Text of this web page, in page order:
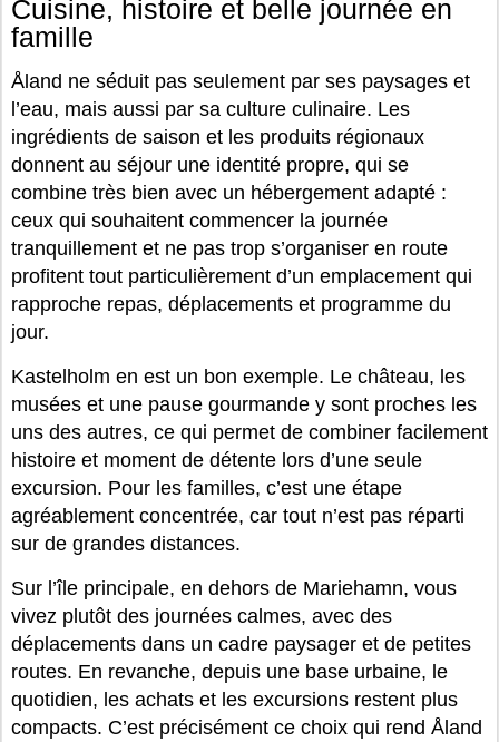
Cuisine, histoire et belle journée en
famille
Åland ne séduit pas seulement par ses paysages et
l’eau, mais aussi par sa culture culinaire. Les
ingrédients de saison et les produits régionaux
donnent au séjour une identité propre, qui se
combine très bien avec un hébergement adapté :
ceux qui souhaitent commencer la journée
tranquillement et ne pas trop s’organiser en route
profitent tout particulièrement d’un emplacement qui
rapproche repas, déplacements et programme du
jour.
Kastelholm en est un bon exemple. Le château, les
musées et une pause gourmande y sont proches les
uns des autres, ce qui permet de combiner facilement
histoire et moment de détente lors d’une seule
excursion. Pour les familles, c’est une étape
agréablement concentrée, car tout n’est pas réparti
sur de grandes distances.
Sur l’île principale, en dehors de Mariehamn, vous
vivez plutôt des journées calmes, avec des
déplacements dans un cadre paysager et de petites
routes. En revanche, depuis une base urbaine, le
quotidien, les achats et les excursions restent plus
compacts. C’est précisément ce choix qui rend Åland